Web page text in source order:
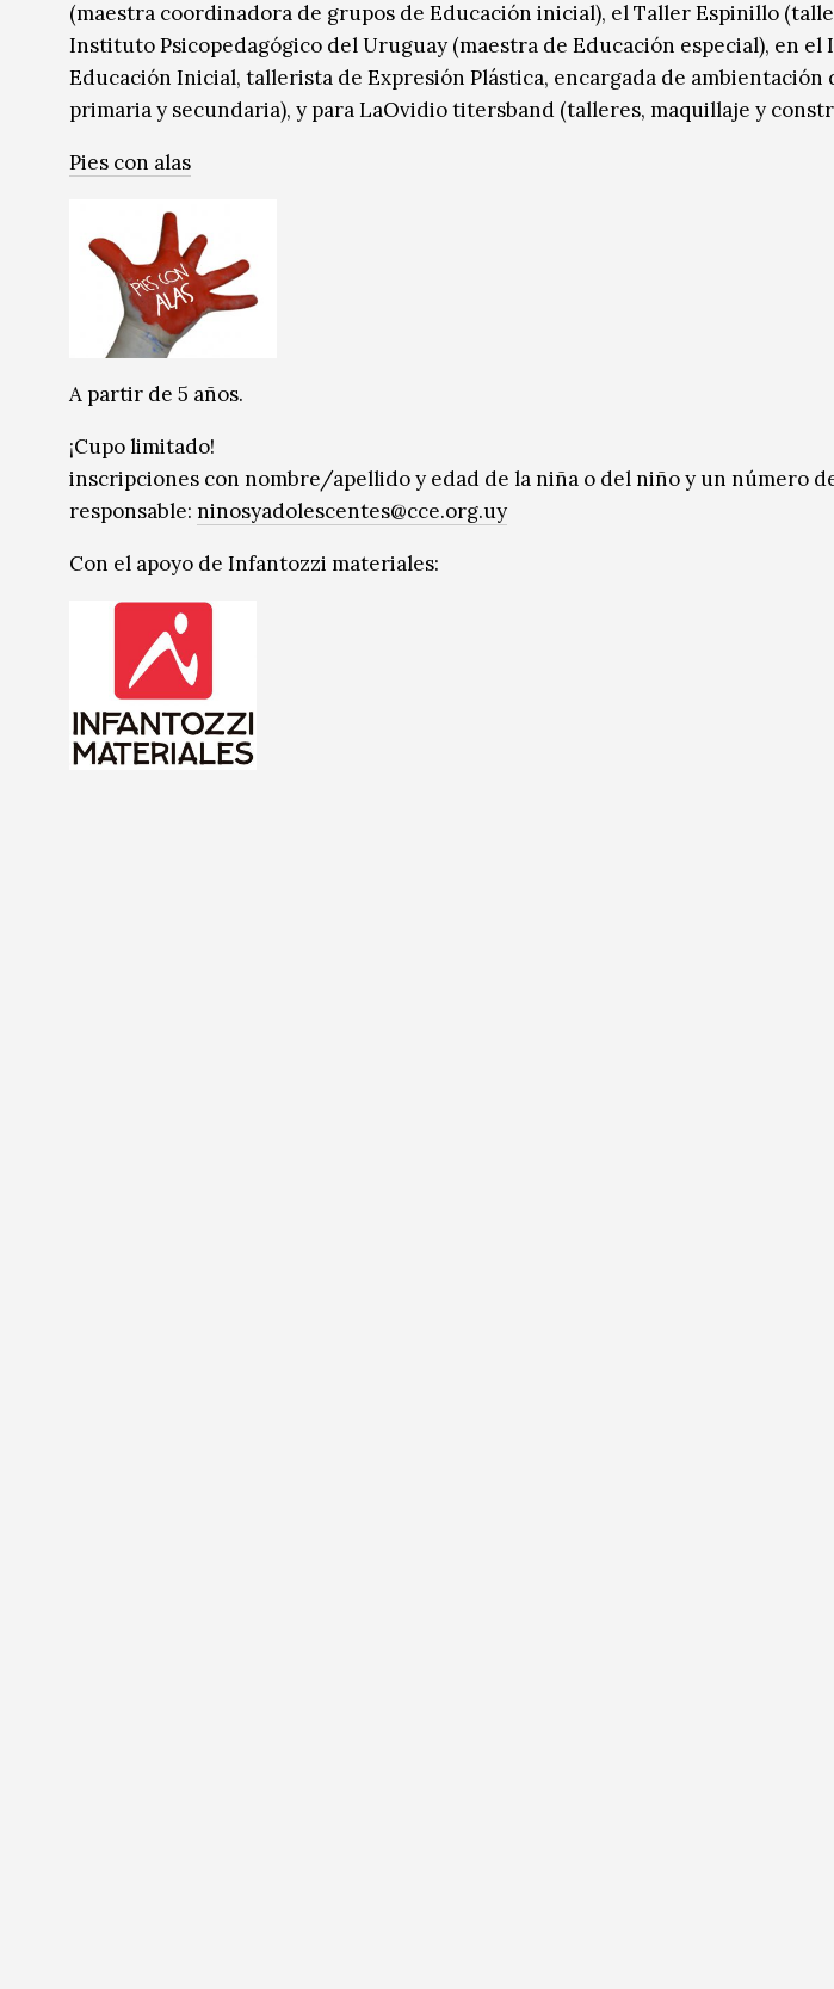
(maestra coordinadora de grupos de Educación inicial), el Taller Espinillo
Instituto Psicopedagógico del Uruguay (maestra de Educación especial), en
Educación Inicial, tallerista de Expresión Plástica, encargada de
primaria y secundaria), y para LaOvidio titersband (talleres, maquillaje y
Pies con alas
A partir de 5 años.
¡Cupo limitado!
inscripciones con nombre/apellido y edad de la niña o del niño y un número
responsable: ninosyadolescentes@cce.org.uy
Con el apoyo de Infantozzi materiales: